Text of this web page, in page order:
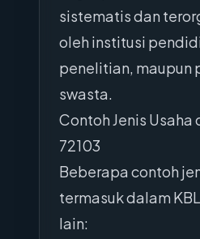
sistematis dan
oleh institusi
penelitian, maupun
swasta.
Contoh Jenis Usaha
72103
Beberapa contoh
termasuk dalam
lain: